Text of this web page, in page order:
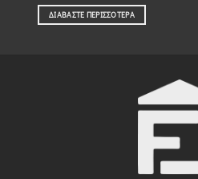
ΔΙΑΒΆΣΤΕ ΠΕΡΙΣΣΌΤΕΡΑ